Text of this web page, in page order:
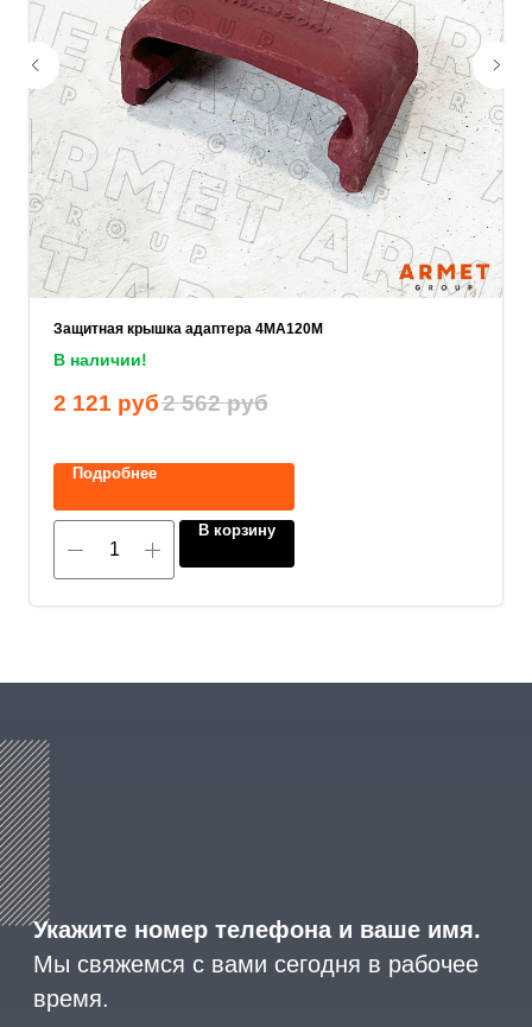
Защитная крышка адаптера 4MA120M
В наличии!
2 121 руб2 562 руб
Подробнее
В корзину
политикой конфиденциальности.
Ваше имя
Прикрепите документацию (при наличии)
Add files
ООО «АРМЕТ РУС» Юридический адрес: ул. 2-
я Брянская, д.34А, офис 401
ИНН 2466160772 КПП 246601001 ОГРН
1152468015391
2023 © ARMET GROUP
Политика конфиденциальности
заводаALLIS SAGAв России